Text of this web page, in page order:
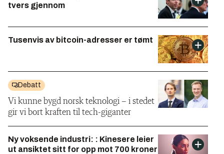
tvers gjennom
Tusenvis av bitcoin-adresser er tømt
Debatt
Vi kunne bygd norsk teknologi – i stedet
gir vi bort kraften til tech-giganter
Ny voksende industri: : Kinesere leier
ut ansiktet sitt for opp mot 700 kroner